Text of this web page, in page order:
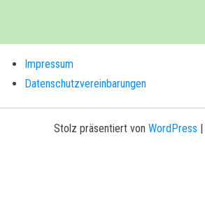
Impressum
Datenschutzvereinbarungen
Stolz präsentiert von WordPress |